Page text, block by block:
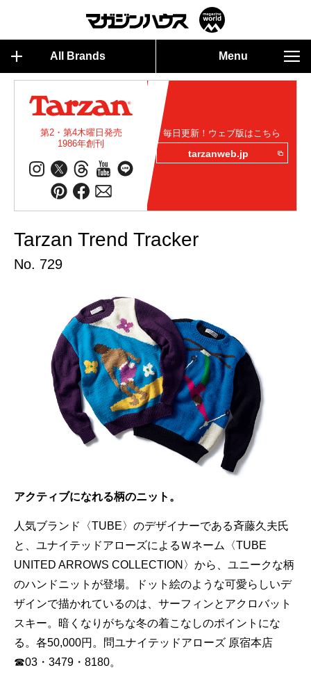
All Brands Menu
第2・第4木曜日発売
1986年創刊
毎日更新！ウェブ版はこちら
tarzanweb.jp
Tarzan Trend Tracker
No. 729
アクティブになれる柄のニット。
人気ブランド〈TUBE〉のデザイナーである斉藤久夫氏
と、ユナイテッドアローズによるＷネーム〈TUBE
UNITED ARROWS COLLECTION〉から、ユニークな柄
のハンドニットが登場。ドット絵のような可愛らしいデ
ザインで描かれているのは、サーフィンとアクロバット
スキー。暗くなりがちな冬の着こなしのポイントにな
る。各50,000円。問ユナイテッドアローズ 原宿本店
☎03・3479・8180。